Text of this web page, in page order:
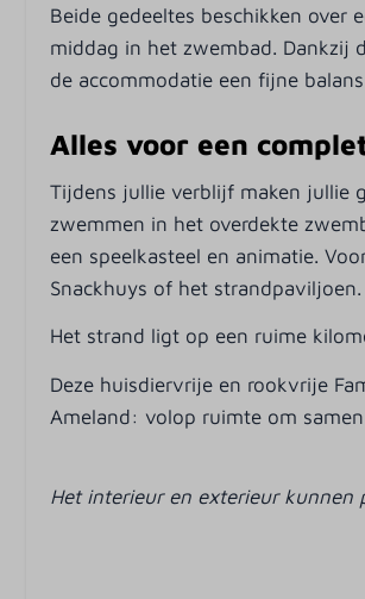
Beide gedeeltes beschikken over
middag in het zwembad. Dankzij
de accommodatie een fijne
Alles voor een
Tijdens jullie verblijf maken jullie
zwemmen in het overdekte
een speelkasteel en animatie.
Snackhuys of het
Het strand ligt op een ruime
Deze huisdiervrije en rookvrije
Ameland: volop ruimte om
Het interieur en exterieur kunnen